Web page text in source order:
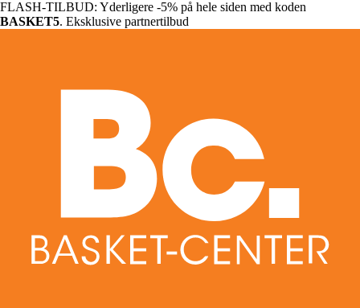
FLASH-TILBUD: Yderligere -5% på hele siden med koden
BASKET5. Eksklusive partnertilbud